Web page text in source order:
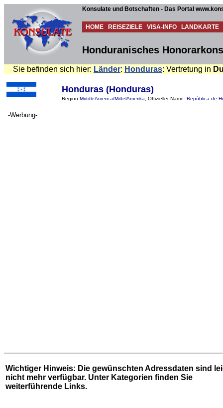
Konsulate und Botschaften - Das Portal
HOME REISEZIELE VISA-INFO LANDKARTE
Honduranisches
Sie befinden sich hier: Länder: Honduras: Vertretung in
Honduras (Honduras)
Region MiddleAmerica/MittelAmerika , Offizieller Name: República de
-Werbung-
Wichtiger Hinweis: Die gewünschten Adressdaten sind
nicht mehr verfügbar. Unter Kategorien finden Sie
weiterführende Links.